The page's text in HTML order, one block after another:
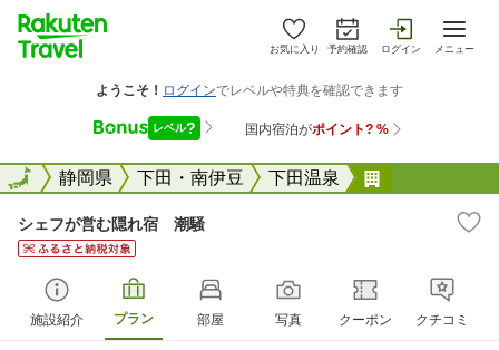
お気に入り 予約確認 ログイン メニュー
全国静岡県 下田・南伊豆 下田温泉
全国
シェフが営む隠れ宿 潮騒
施設紹介 プラン 部屋 写真 クーポン クチコミ